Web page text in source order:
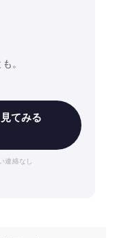
。
てみる
連絡なし